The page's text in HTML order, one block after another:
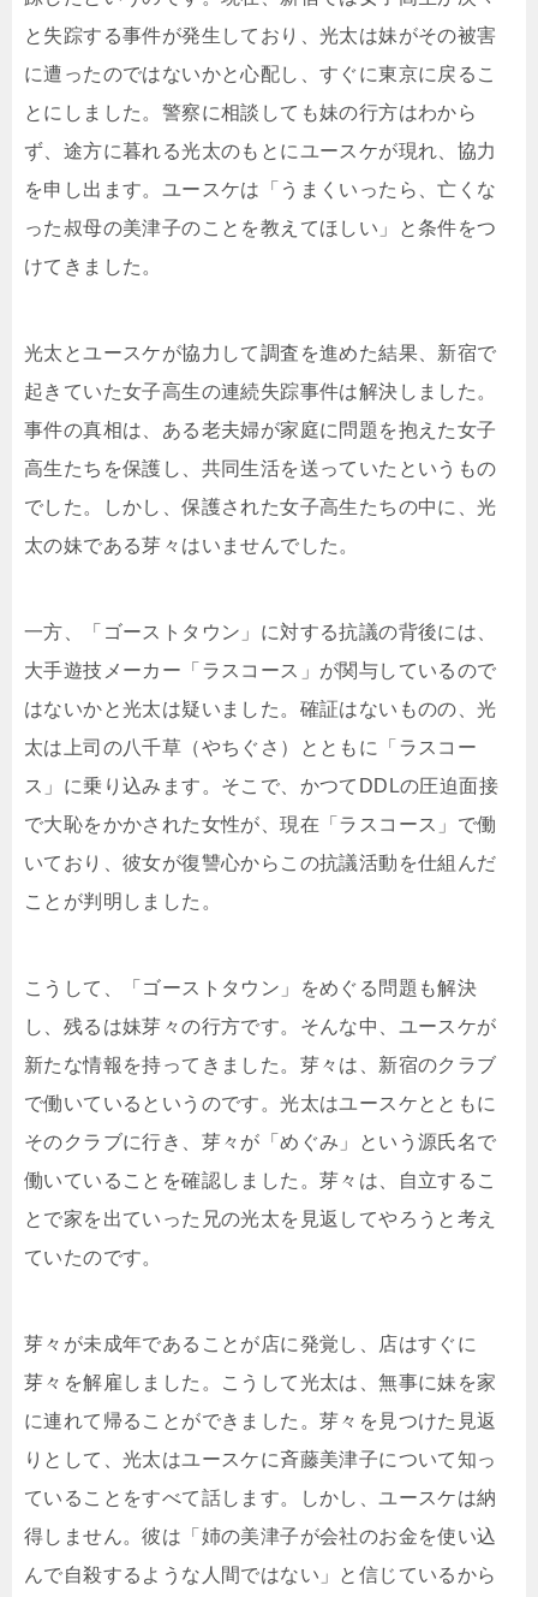
と失踪する事件が発生しており、光太は妹がその被害
に遭ったのではないかと心配し、すぐに東京に戻るこ
とにしました。警察に相談しても妹の行方はわから
ず、途方に暮れる光太のもとにユースケが現れ、協力
を申し出ます。ユースケは「うまくいったら、亡くな
った叔母の美津子のことを教えてほしい」と条件をつ
けてきました。
光太とユースケが協力して調査を進めた結果、新宿で
起きていた女子高生の連続失踪事件は解決しました。
事件の真相は、ある老夫婦が家庭に問題を抱えた女子
高生たちを保護し、共同生活を送っていたというもの
でした。しかし、保護された女子高生たちの中に、光
太の妹である芽々はいませんでした。
一方、「ゴーストタウン」に対する抗議の背後には、
大手遊技メーカー「ラスコース」が関与しているので
はないかと光太は疑いました。確証はないものの、光
太は上司の八千草（やちぐさ）とともに「ラスコー
ス」に乗り込みます。そこで、かつてDDLの圧迫面接
で大恥をかかされた女性が、現在「ラスコース」で働
いており、彼女が復讐心からこの抗議活動を仕組んだ
ことが判明しました。
こうして、「ゴーストタウン」をめぐる問題も解決
し、残るは妹芽々の行方です。そんな中、ユースケが
新たな情報を持ってきました。芽々は、新宿のクラブ
で働いているというのです。光太はユースケとともに
そのクラブに行き、芽々が「めぐみ」という源氏名で
働いていることを確認しました。芽々は、自立するこ
とで家を出ていった兄の光太を見返してやろうと考え
ていたのです。
芽々が未成年であることが店に発覚し、店はすぐに
芽々を解雇しました。こうして光太は、無事に妹を家
に連れて帰ることができました。芽々を見つけた見返
りとして、光太はユースケに斉藤美津子について知っ
ていることをすべて話します。しかし、ユースケは納
得しません。彼は「姉の美津子が会社のお金を使い込
んで自殺するような人間ではない」と信じているから